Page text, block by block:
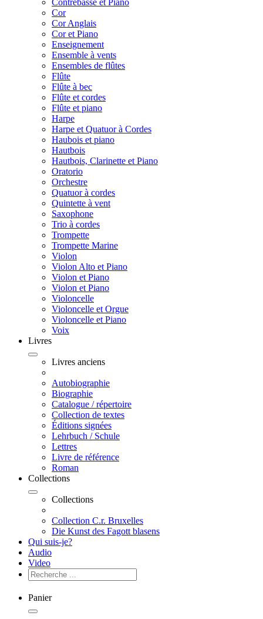
Contrebasse et Piano
Cor
Cor Anglais
Cor et Piano
Enseignement
Ensemble à vents
Ensembles de flûtes
Flûte
Flûte à bec
Flûte et cordes
Flûte et piano
Harpe
Harpe et Quatuor à Cordes
Haubois et piano
Hautbois
Hautbois, Clarinette et Piano
Oratorio
Orchestre
Quatuor à cordes
Quintette à vent
Saxophone
Trio à cordes
Trompette
Trompette Marine
Violon
Violon Alto et Piano
Violon et Piano
Violon et Piano
Violoncelle
Violoncelle et Orgue
Violoncelle et Piano
Voix
Livres
Livres anciens
Autobiographie
Biographie
Catalogue / répertoire
Collection de textes
Éditions signées
Lehrbuch / Schule
Lettres
Livre de référence
Roman
Collections
Collections
Collection C.r. Bruxelles
Die Kunst des Fagott blasens
Qui suis-je?
Audio
Video
Panier